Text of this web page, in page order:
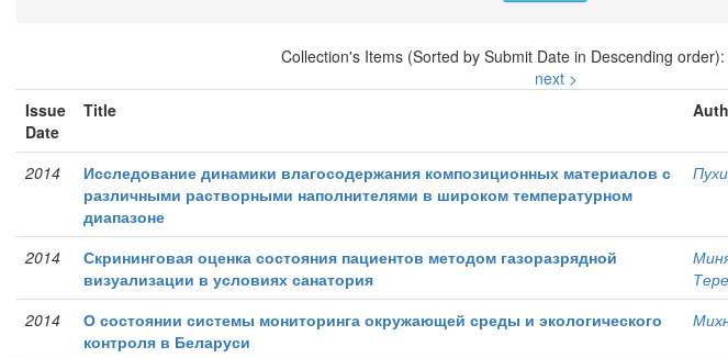
Collection's Items (Sorted by Submit Date in Descending
next >
Issue
Date
Title
2014
Исследование динамики влагосодержания композиционных материалов с
различными растворными наполнителями в широком температурном
диапазоне
2014
Скрининговая оценка состояния пациентов методом газоразрядной
визуализации в условиях санатория
2014
О состоянии системы мониторинга окружающей среды и экологического
контроля в Беларуси